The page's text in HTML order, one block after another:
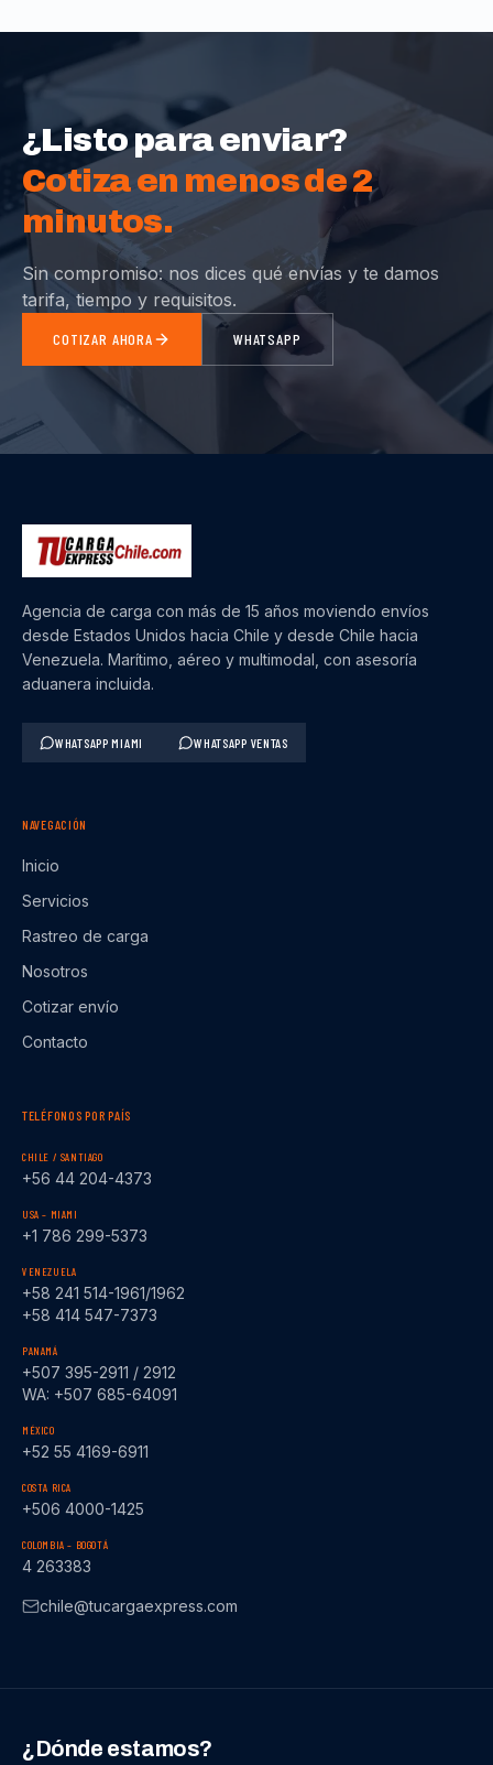
¿Listo para enviar?
Cotiza en menos de 2
minutos.
Sin compromiso: nos dices qué envías y te damos
tarifa, tiempo y requisitos.
COTIZAR AHORA WHATSAPP
Agencia de carga con más de 15 años moviendo envíos
desde Estados Unidos hacia Chile y desde Chile hacia
Venezuela. Marítimo, aéreo y multimodal, con asesoría
aduanera incluida.
WHATSAPP MIAMI WHATSAPP VENTAS
NAVEGACIÓN
Inicio
Servicios
Rastreo de carga
Nosotros
Cotizar envío
Contacto
TELÉFONOS POR PAÍS
CHILE / SANTIAGO
+56 44 204-4373
USA – MIAMI
+1 786 299-5373
VENEZUELA
+58 241 514-1961/1962
+58 414 547-7373
PANAMÁ
+507 395-2911 / 2912
WA: +507 685-64091
MÉXICO
+52 55 4169-6911
COSTA RICA
+506 4000-1425
COLOMBIA – BOGOTÁ
4 263383
chile@tucargaexpress.com
¿Dónde estamos?